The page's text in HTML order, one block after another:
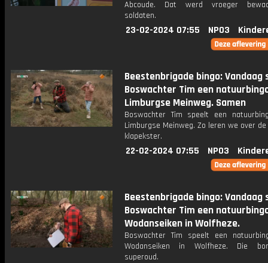
Abcoude. Dat werd vroeger
soldaten.
23-02-2024 07:55 NPO3
Beestenbrigade bingo: Vandaag
Boswachter Tim een
Limburgse Meinweg. Samen
Boswachter Tim speelt een
Limburgse Meinweg. Zo leren we over
klapekster.
22-02-2024 07:55 NPO3
Beestenbrigade bingo: Vandaag
Boswachter Tim een
Wodanseiken in Wolfheze.
Boswachter Tim speelt een
Wodanseiken in Wolfheze. Die
superoud.